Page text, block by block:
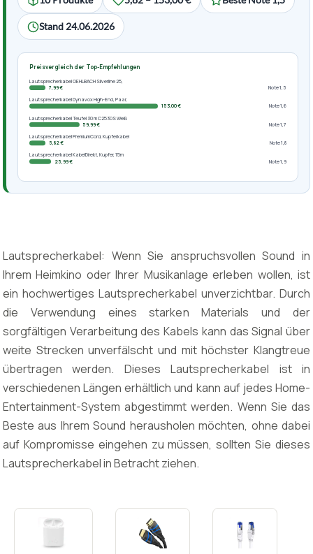
Stand 24.06.2026
Preisvergleich der Top-Empfehlungen
Lautsprecherkabel OEHLBACH Silverline 25,
7,99 €
Note 1,5
Lautsprecherkabel Dynavox High-End, Paar,
153,00 €
Note 1,6
Lautsprecherkabel Teufel 30 m C2530S Weiß
59,99 €
Note 1,7
Lautsprecherkabel PremiumCord, Kupferkabel
5,82 €
Note 1,8
Lautsprecherkabel KabelDirekt, Kupfer, 15m
25,99 €
Note 1,9
Lautsprecherkabel: Wenn Sie anspruchsvollen Sound in
Ihrem Heimkino oder Ihrer Musikanlage erleben wollen, ist
ein hochwertiges Lautsprecherkabel unverzichtbar. Durch
die Verwendung eines starken Materials und der
sorgfältigen Verarbeitung des Kabels kann das Signal über
weite Strecken unverfälscht und mit höchster Klangtreue
übertragen werden. Dieses Lautsprecherkabel ist in
verschiedenen Längen erhältlich und kann auf jedes Home-
Entertainment-System abgestimmt werden. Wenn Sie das
Beste aus Ihrem Sound herausholen möchten, ohne dabei
auf Kompromisse eingehen zu müssen, sollten Sie dieses
Lautsprecherkabel in Betracht ziehen.